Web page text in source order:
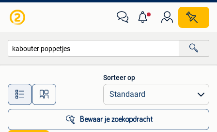
Alle afstanden…
Sorteer op
Bewaar je zoekopdracht